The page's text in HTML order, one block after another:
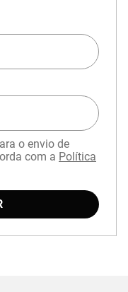
APP
o envio de
com a Política